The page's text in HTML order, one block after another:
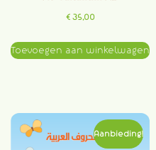
€35,00
Toevoegen aan winkelwagen
Aanbieding!